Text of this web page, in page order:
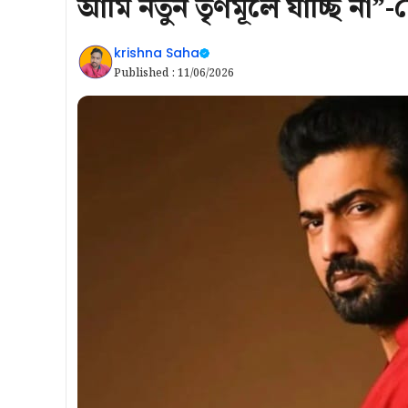
আমি নতুন তৃণমূলে যাচ্ছি না”-
krishna Saha
Published : 11/06/2026